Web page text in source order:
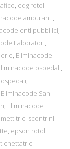
, edg rotoli
ambulanti,
enti pubbilici,
Laboratori,
, Eliminacode
ospedali,
,
Eliminacode San
, Eliminacode
scontrini
, epson rotoli